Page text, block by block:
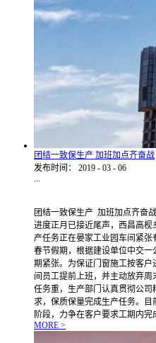
团结一致保生产 加班加点齐奋战
发布时间：
2019 - 03 - 06
...
团结一致保生产 加班加
进度正月已接近尾声，西昌高
产任务正在晏家工业园车间紧
春节假期，根据建设单位中交一
期紧张。为保证门窗施工按客
间员工提前上班，并主动放弃周
任务重，生产部门认真贯彻公
求，保质保量完成生产任务。目
阶段，力争在客户要求工期内完
MORE >